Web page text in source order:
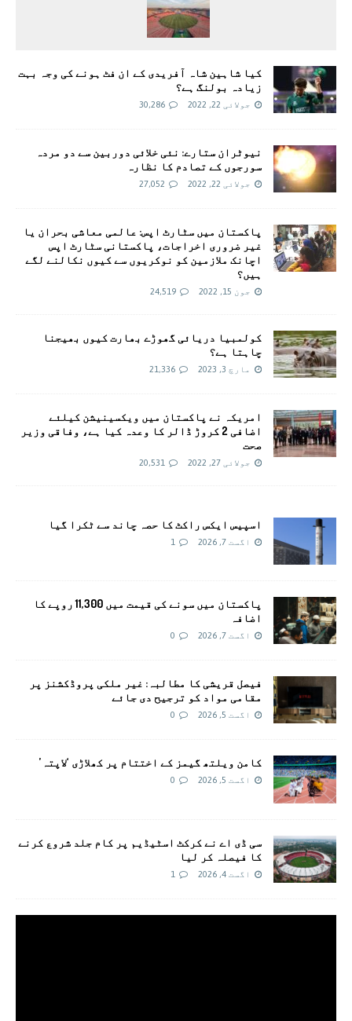
کیا شاہین شاہ آفریدی کے ان فٹ ہونے کی وجہ بہت
زیادہ بولنگ ہے؟
جولائی 22, 2022 30,286
نیوٹران ستارے: نئی خلائی دوربین سے دو مردہ
سورجوں کے تصادم کا نظارہ
جولائی 22, 2022 27,052
پاکستان میں سٹارٹ اپس: عالمی معاشی بحران یا
غیر ضروری اخراجات، پاکستانی سٹارٹ اپس
اچانک ملازمین کو نوکریوں سے کیوں نکالنے لگے
ہیں؟
جون 15, 2022 24,519
کولمبیا دریائی گھوڑے بھارت کیوں بھیجنا
چاہتا ہے؟
مارچ 3, 2023 21,336
امريکہ نے پاکستان میں ویکسینیشن کیلئے
اضافی 2 کروڑ ڈالر کا وعدہ کیا ہے، وفاقی وزیر
صحت
جولائی 27, 2022 20,531
اسپیس ایکس راکٹ کا حصہ چاند سے ٹکرا گیا
اگست 7, 2026 1
پاکستان میں سونے کی قیمت میں 11,300 روپے کا
اضافہ
اگست 7, 2026 0
فیصل قریشی کا مطالبہ: غیر ملکی پروڈکشنز پر
مقامی مواد کو ترجیح دی جائے
اگست 5, 2026 0
کامن ویلتھ گیمز کے اختتام پر کھلاڑی ‘لاپتہ’
اگست 5, 2026 0
سی ڈی اے نے کرکٹ اسٹیڈیم پر کام جلد شروع کرنے
کا فیصلہ کر لیا
اگست 4, 2026 1